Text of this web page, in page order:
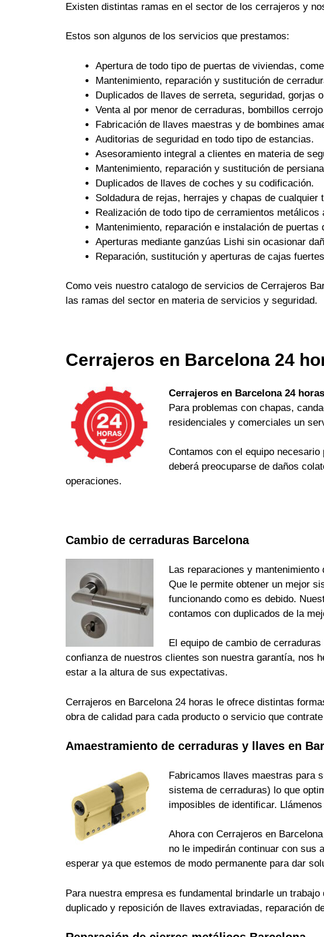
Existen distintas ramas en el sector de los cerrajeros y
Estos son algunos de los servicios que prestamos:
Apertura de todo tipo de puertas de viviendas,
Mantenimiento, reparación y sustitución de
Duplicados de llaves de serreta, seguridad, gorjas
Venta al por menor de cerraduras, bombillos
Fabricación de llaves maestras y de bombines
Auditorias de seguridad en todo tipo de estancias.
Asesoramiento integral a clientes en materia de
Mantenimiento, reparación y sustitución de
Duplicados de llaves de coches y su codificación.
Soldadura de rejas, herrajes y chapas de cualquier
Realización de todo tipo de cerramientos
Mantenimiento, reparación e instalación de
Aperturas mediante ganzúas Lishi sin ocasionar
Reparación, sustitución y aperturas de cajas
Como veis nuestro catalogo de servicios de Cerrajeros
las ramas del sector en materia de servicios y seguridad.
Cerrajeros en Barcelona 24
Cerrajeros en Barcelona 24 horas
Para problemas con chapas,
residenciales y comerciales un
Contamos con el equipo
deberá preocuparse de daños
operaciones.
Cambio de cerraduras Barcelona
Las reparaciones y
Que le permite obtener un mejor
funcionando como es debido.
contamos con duplicados de la
El equipo de cambio de
confianza de nuestros clientes son nuestra garantía, nos
estar a la altura de sus expectativas.
Cerrajeros en Barcelona 24 horas le ofrece distintas
obra de calidad para cada producto o servicio que
Amaestramiento de cerraduras y llaves en
Fabricamos llaves maestras para
sistema de cerraduras) lo que
imposibles de identificar.
Ahora con Cerrajeros en
no le impedirán continuar con sus
esperar ya que estemos de modo permanente para dar
Para nuestra empresa es fundamental brindarle un
duplicado y reposición de llaves extraviadas, reparación